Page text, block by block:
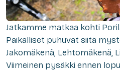
Jatkamme matkaa kohti
Paikalliset puhuvat siitä
Jakomäkenä, Lehtomäkenä,
Viimeinen pysäkki ennen